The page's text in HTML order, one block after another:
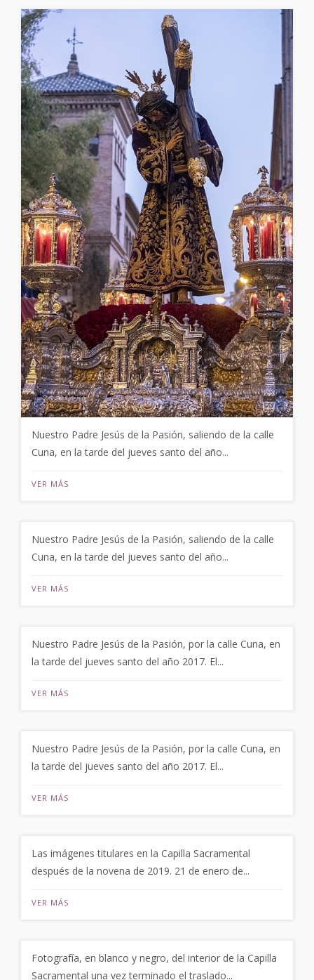
Nuestro Padre Jesús de la Pasión, saliendo de la calle
Cuna, en la tarde del jueves santo del año...
VER MÁS
Nuestro Padre Jesús de la Pasión, saliendo de la calle
Cuna, en la tarde del jueves santo del año...
VER MÁS
Nuestro Padre Jesús de la Pasión, por la calle Cuna, en
la tarde del jueves santo del año 2017. El...
VER MÁS
Nuestro Padre Jesús de la Pasión, por la calle Cuna, en
la tarde del jueves santo del año 2017. El...
VER MÁS
Las imágenes titulares en la Capilla Sacramental
después de la novena de 2019. 21 de enero de...
VER MÁS
Fotografía, en blanco y negro, del interior de la Capilla
Sacramental una vez terminado el traslado...